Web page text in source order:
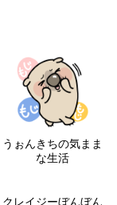
うぉんきちの気まま
な生活
クレイジーぼんぼん